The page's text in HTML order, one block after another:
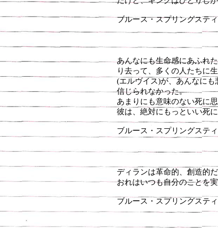
ブルース・スプリングステ
あんなにも生命感にあふれ
り去って、多くの人たちに
(エルヴイス)が、あんなに
信じられなかった。
あまりにも意味のない死に
彼は、絶対にもっといい死
ブルース・スプリングステ
ディランは革命的、創造的
おれはいつも自分のことを
ブルース・スプリングステ